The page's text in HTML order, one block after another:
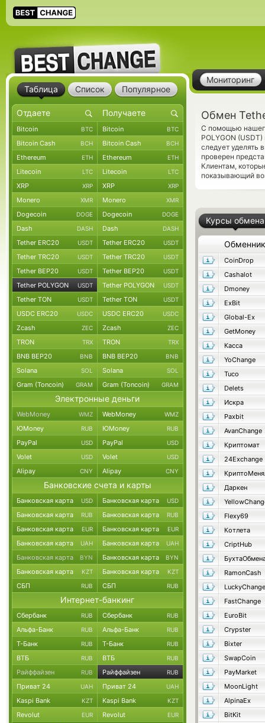
Мониторинг
Обмен
С помощью
POLYGON
следует уделять
проверен
Клиентам,
показывающий
Курсы обмена
Обменник
CoinDrop
Cashalot
Dmoney
ExBit
Global-Ex
GetMoney
Касса
YoChange
Tuco
Delets
Искра
Paxbit
AvanChange
Криптомат
24Exchange
Даркен
Flexy69
Котлета
CriptHub
RamonCash
LuckyChange
FastChange
EuroBit
Crypster
Bixter
SwapCoin
PayMarket
MoonLight
AlpinaEx
BitKit
Таблица Список Популярное
Bitcoin BTC Bitcoin BTC
Bitcoin Cash BCH Bitcoin Cash BCH
Ethereum ETH Ethereum ETH
Litecoin LTC Litecoin LTC
XRP XRP XRP XRP
Monero XMR Monero XMR
Dogecoin DOGE Dogecoin DOGE
Dash DASH Dash DASH
Tether ERC20 USDT Tether ERC20 USDT
Tether TRC20 USDT Tether TRC20 USDT
Tether BEP20 USDT Tether BEP20 USDT
Tether POLYGON USDT Tether POLYGON USDT
Tether TON USDT Tether TON USDT
USDC ERC20 USDC USDC ERC20 USDC
Zcash ZEC Zcash ZEC
TRON TRX TRON TRX
BNB BEP20 BNB BNB BEP20 BNB
Solana SOL Solana SOL
Gram (Toncoin) GRAM Gram (Toncoin) GRAM
Электронные деньги
WebMoney WMZ WebMoney WMZ
ЮMoney RUB ЮMoney RUB
PayPal USD PayPal USD
Volet USD Volet USD
Alipay CNY Alipay CNY
Банковские счета и карты
Банковская карта USD Банковская карта USD
Банковская карта RUB Банковская карта RUB
Банковская карта EUR Банковская карта EUR
Банковская карта UAH Банковская карта UAH
Банковская карта BYN Банковская карта BYN
Банковская карта KZT Банковская карта KZT
СБП RUB СБП RUB
Интернет-банкинг
Сбербанк RUB Сбербанк RUB
Альфа-Банк RUB Альфа-Банк RUB
Т-Банк RUB Т-Банк RUB
ВТБ RUB ВТБ RUB
Райффайзен RUB Райффайзен RUB
Приват 24 UAH Приват 24 UAH
Kaspi Bank KZT Kaspi Bank KZT
Revolut EUR Revolut EUR